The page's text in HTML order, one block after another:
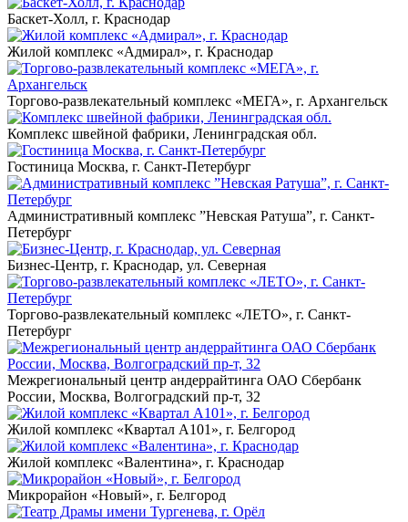
Баскет-Холл, г. Краснодар
Жилой комплекс «Адмирал», г. Краснодар
Торгово-развлекательный комплекс «МЕГА», г. Архангельск
Комплекс швейной фабрики, Ленинградская обл.
Гостиница Москва, г. Санкт-Петербург
Административный комплекс ”Невская Ратуша”, г. Санкт-
Петербург
Бизнес-Центр, г. Краснодар, ул. Северная
Торгово-развлекательный комплекс «ЛЕТО», г. Санкт-
Петербург
Межрегиональный центр андеррайтинга ОАО Сбербанк
России, Москва, Волгоградский пр-т, 32
Жилой комплекс «Квартал А101», г. Белгород
Жилой комплекс «Валентина», г. Краснодар
Микрорайон «Новый», г. Белгород